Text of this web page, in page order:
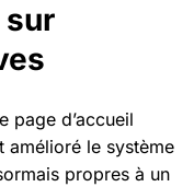
sur
page d’accueil
amélioré le système
propres à un